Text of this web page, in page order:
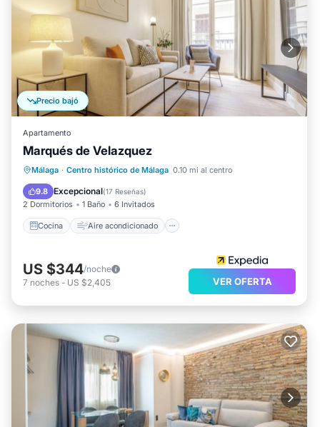
Precio bajó
Apartamento
Marqués de Velazquez
Málaga · Centro histórico de Málaga 0.10 mi al centro
9.8 Excepcional(17 Reseñas)
2 Dormitorios 1 Baño 6 Invitados
Cocina Aire acondicionado
Cocina Aire acondicionado
Internet
Se admiten mascotas
US $344/noche
7 noches - US $2,405 VER OFERTA